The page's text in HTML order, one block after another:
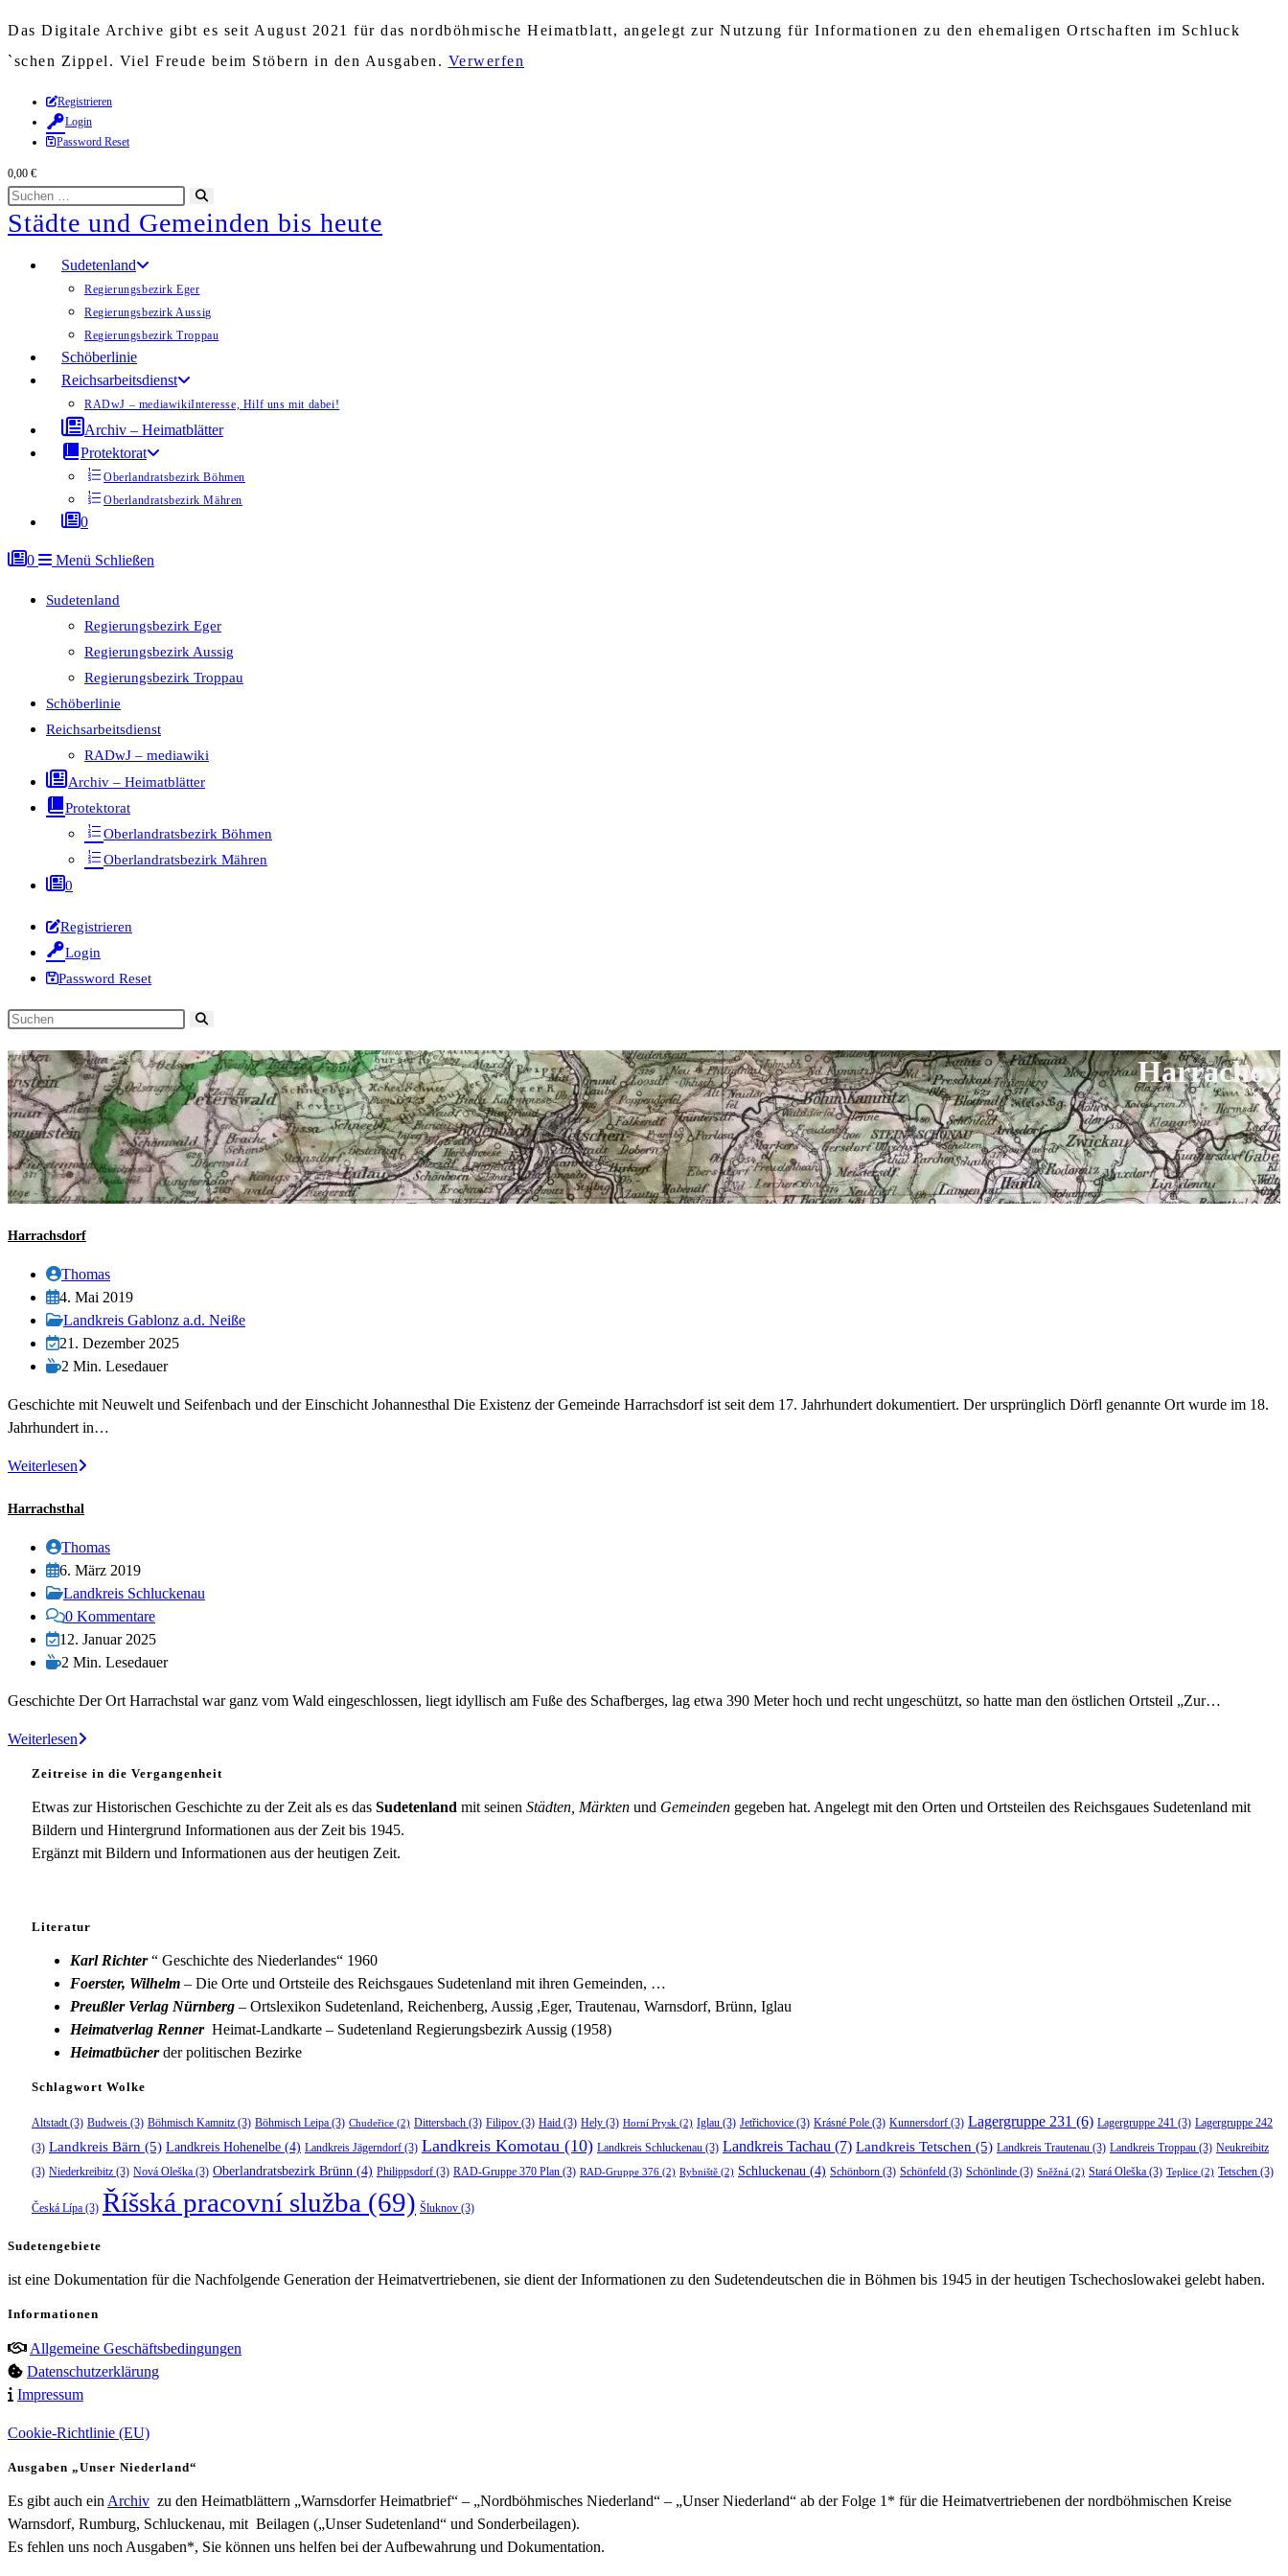
Das Digitale Archive gibt es seit August 2021 für das nordböhmische Heimatblatt, angelegt zur Nutzung für Informationen zu den ehemaligen Ortschaften im Schluck
`schen Zippel. Viel Freude beim Stöbern in den Ausgaben. Verwerfen
Zum
Inhalt
springen
Registrieren
Login
Password Reset
0,00 €
Diese
Website
durchsuchen
starten
Städte und Gemeinden bis heute
Sudetenland
Regierungsbezirk Eger
Regierungsbezirk Aussig
Regierungsbezirk Troppau
Schöberlinie
Reichsarbeitsdienst
RADwJ – mediawikiInteresse, Hilf uns mit dabei!
Archiv – Heimatblätter
Protektorat
Oberlandratsbezirk Böhmen
Oberlandratsbezirk Mähren
0
0 Menü Schließen
Sudetenland
Regierungsbezirk Eger
Regierungsbezirk Aussig
Regierungsbezirk Troppau
Schöberlinie
Reichsarbeitsdienst
RADwJ – mediawiki
Archiv – Heimatblätter
Protektorat
Oberlandratsbezirk Böhmen
Oberlandratsbezirk Mähren
0
Registrieren
Login
Password Reset
Diese
durchsuchen
Harrachov
Harrachsdorf
Beitrags-
Autor:
Thomas
Beitrag
veröffentlicht:
4. Mai 2019
Beitrags-
Kategorie:
Landkreis Gablonz a.d. Neiße
Beitrag
zuletzt
am:
21. Dezember 2025
Lesedauer:
2 Min. Lesedauer
Geschichte mit Neuwelt und Seifenbach und der Einschicht Johannesthal Die Existenz der Gemeinde Harrachsdorf ist seit dem 17. Jahrhundert dokumentiert. Der ursprünglich Dörfl genannte Ort wurde im 18.
Jahrhundert in…
WeiterlesenHarrachsdorf
Harrachsthal
Beitrags-
Autor:
Thomas
Beitrag
veröffentlicht:
6. März 2019
Beitrags-
Kategorie:
Landkreis Schluckenau
Beitrags-
Kommentare:
0 Kommentare
Beitrag
zuletzt
am:
12. Januar 2025
Lesedauer:
2 Min. Lesedauer
Geschichte Der Ort Harrachstal war ganz vom Wald eingeschlossen, liegt idyllisch am Fuße des Schafberges, lag etwa 390 Meter hoch und recht ungeschützt, so hatte man den östlichen Ortsteil „Zur…
WeiterlesenHarrachsthal
Zeitreise in die Vergangenheit
Etwas zur Historischen Geschichte zu der Zeit als es das Sudetenland mit seinen Städten, Märkten und Gemeinden gegeben hat. Angelegt mit den Orten und Ortsteilen des Reichsgaues Sudetenland mit
Bildern und Hintergrund Informationen aus der Zeit bis 1945.
Ergänzt mit Bildern und Informationen aus der heutigen Zeit.
Literatur
Karl Richter“ Geschichte des Niederlandes“ 1960
Foerster, Wilhelm – Die Orte und Ortsteile des Reichsgaues Sudetenland mit ihren Gemeinden, …
Preußler Verlag Nürnberg – Ortslexikon Sudetenland, Reichenberg, Aussig ,Eger, Trautenau, Warnsdorf, Brünn, Iglau
Heimatverlag Renner Heimat-Landkarte – Sudetenland Regierungsbezirk Aussig (1958)
Heimatbücherder politischen Bezirke
Schlagwort Wolke
Altstadt (3) Budweis (3) Böhmisch Kamnitz (3) Böhmisch Leipa (3) Chudeřice (2) Dittersbach (3) Filipov (3) Haid (3) Hely (3) Horní Prysk (2) Iglau (3) Jetřichovice (3) Krásné Pole (3) Kunnersdorf (3) Lagergruppe 231 (6) Lagergruppe 241 (3) Lagergruppe 242
(3) Landkreis Bärn (5) Landkreis Hohenelbe (4) Landkreis Jägerndorf (3) Landkreis Komotau (10) Landkreis Schluckenau (3) Landkreis Tachau (7) Landkreis Tetschen (5) Landkreis Trautenau (3) Landkreis Troppau (3) Neukreibitz
(3) Niederkreibitz (3) Nová Oleška (3) Oberlandratsbezirk Brünn (4) Philippsdorf (3) RAD-Gruppe 370 Plan (3) RAD-Gruppe 376 (2) Rybniště (2) Schluckenau (4) Schönborn (3) Schönfeld (3) Schönlinde (3) Sněžná (2) Stará Oleška (3) Teplice (2) Tetschen (3)
Česká Lípa (3) Říšská pracovní služba (69) Šluknov (3)
Sudetengebiete
ist eine Dokumentation für die Nachfolgende Generation der Heimatvertriebenen, sie dient der Informationen zu den Sudetendeutschen die in Böhmen bis 1945 in der heutigen Tschechoslowakei gelebt haben.
Informationen
Allgemeine Geschäftsbedingungen
Datenschutzerklärung
Impressum
Cookie-Richtlinie (EU)
Ausgaben „Unser Niederland“
Es gibt auch ein Archiv zu den Heimatblättern „Warnsdorfer Heimatbrief“ – „Nordböhmisches Niederland“ – „Unser Niederland“ ab der Folge 1* für die Heimatvertriebenen der nordböhmischen Kreise
Warnsdorf, Rumburg, Schluckenau, mit Beilagen („Unser Sudetenland“ und Sonderbeilagen).
Es fehlen uns noch Ausgaben*, Sie können uns helfen bei der Aufbewahrung und Dokumentation.